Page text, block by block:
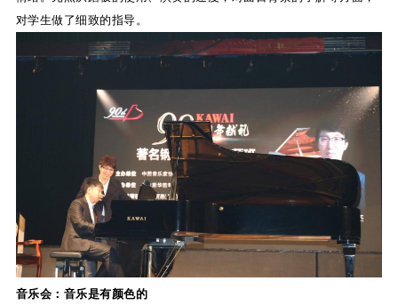
对学生做了细致的指导。
音乐会：音乐是有颜色的